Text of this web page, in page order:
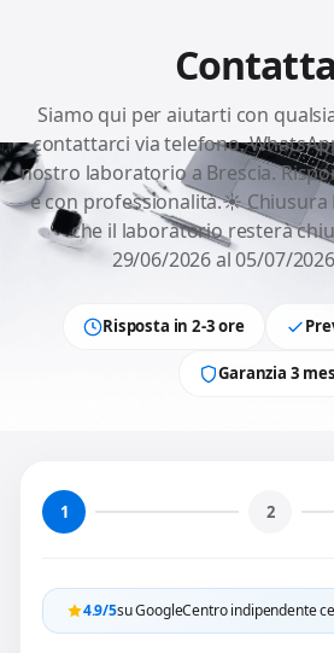
Siamo qui per aiutarti con
contattarci via telefono,
nostro laboratorio a Brescia.
e con professionalità.☀️ Chiusura
che il laboratorio resterà
29/06/2026 al 05/07/
Risposta in 2-3 ore
Garanzia 3
1 2
4.9/5su GoogleCentro indipendente